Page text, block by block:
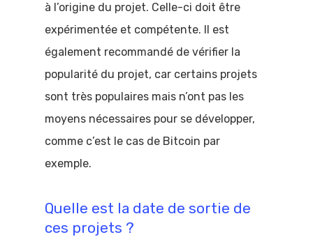
à l’origine du projet. Celle-ci doit être
expérimentée et compétente. Il est
également recommandé de vérifier la
popularité du projet, car certains projets
sont très populaires mais n’ont pas les
moyens nécessaires pour se développer,
comme c’est le cas de Bitcoin par
exemple.
Quelle est la date de sortie de
ces projets ?